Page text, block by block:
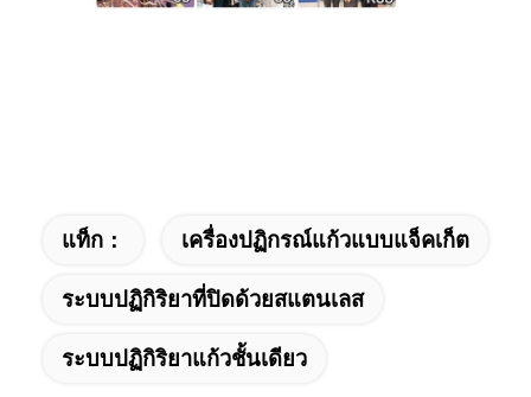
แท็ก： เครื่องปฏิกรณ์แก้วแบบแจ็คเก็ต
ระบบปฏิกิริยาที่ปิดด้วยสแตนเลส
ระบบปฏิกิริยาแก้วชั้นเดียว